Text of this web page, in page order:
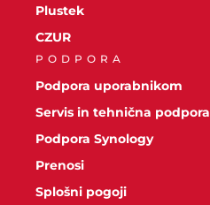
Plustek
CZUR
PODPORA
Podpora uporabnikom
Servis in tehnična podpora
Podpora Synology
Prenosi
Splošni pogoji